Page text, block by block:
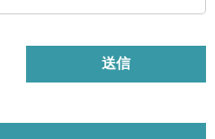
送信